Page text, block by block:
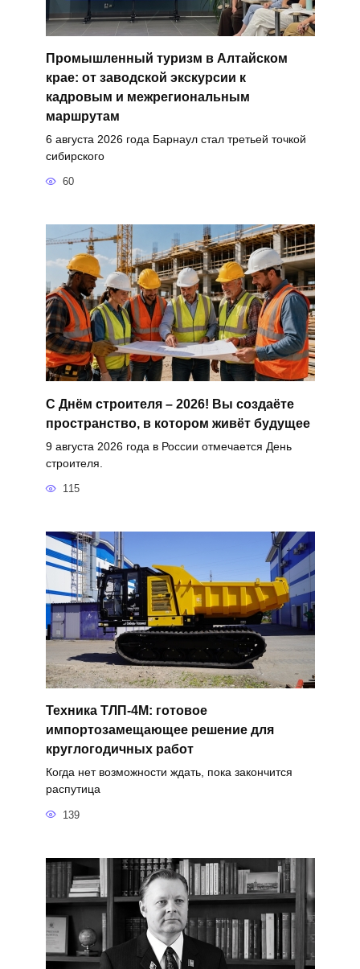
Промышленный туризм в Алтайском
крае: от заводской экскурсии к
кадровым и межрегиональным
маршрутам
6 августа 2026 года Барнаул стал третьей точкой
сибирского
60
С Днём строителя – 2026! Вы создаёте
пространство, в котором живёт будущее
9 августа 2026 года в России отмечается День
строителя.
115
Техника ТЛП-4М: готовое
импортозамещающее решение для
круглогодичных работ
Когда нет возможности ждать, пока закончится
распутица
139